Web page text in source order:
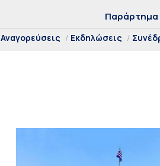
Αναγορεύσεις Εκδηλώσεις